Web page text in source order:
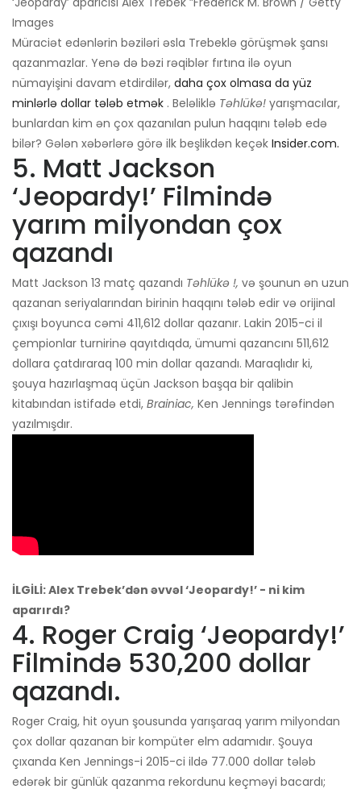
Images
Müraciət edənlərin bəziləri əsla Trebeklə görüşmək şansı
qazanmazlar. Yenə də bəzi rəqiblər fırtına ilə oyun
nümayişini davam etdirdilər, daha çox olmasa da yüz
minlərlə dollar tələb etmək . Beləliklə Təhlükə! yarışmacılar,
bunlardan kim ən çox qazanılan pulun haqqını tələb edə
bilər? Gələn xəbərlərə görə ilk beşlikdən keçək Insider.com.
5. Matt Jackson
‘Jeopardy!’ Filmində
yarım milyondan çox
qazandı
Matt Jackson 13 matç qazandı Təhlükə !, və şounun ən uzun
qazanan seriyalarından birinin haqqını tələb edir və orijinal
çıxışı boyunca cəmi 411,612 dollar qazanır. Lakin 2015-ci il
çempionlar turnirinə qayıtdıqda, ümumi qazancını 511,612
dollara çatdıraraq 100 min dollar qazandı. Maraqlıdır ki,
şouya hazırlaşmaq üçün Jackson başqa bir qalibin
kitabından istifadə etdi, Brainiac, Ken Jennings tərəfindən
yazılmışdır.
İLGİLİ: Alex Trebek’dən əvvəl ‘Jeopardy!’ - ni kim
aparırdı?
4. Roger Craig ‘Jeopardy!’
Filmində 530,200 dollar
qazandı.
Roger Craig, hit oyun şousunda yarışaraq yarım milyondan
çox dollar qazanan bir kompüter elm adamıdır. Şouya
çıxanda Ken Jennings-i 2015-ci ildə 77.000 dollar tələb
edərək bir günlük qazanma rekordunu keçməyi bacardı;